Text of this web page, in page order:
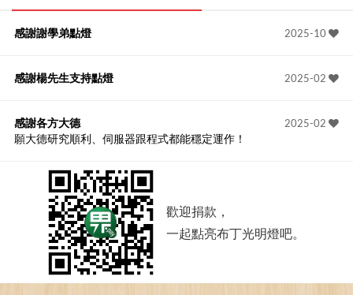
2025-10
感謝謝學弟點燈
2025-02
感謝楊先生支持點燈
2025-02
感謝各方大德
願大德研究順利、伺服器跟程式都能穩定運作！
歡迎捐款，
一起點亮布丁光明燈吧。